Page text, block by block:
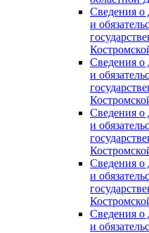
Сведения о
и
Сведения о
и
Сведения о
и
Сведения о
и
Сведения о
и